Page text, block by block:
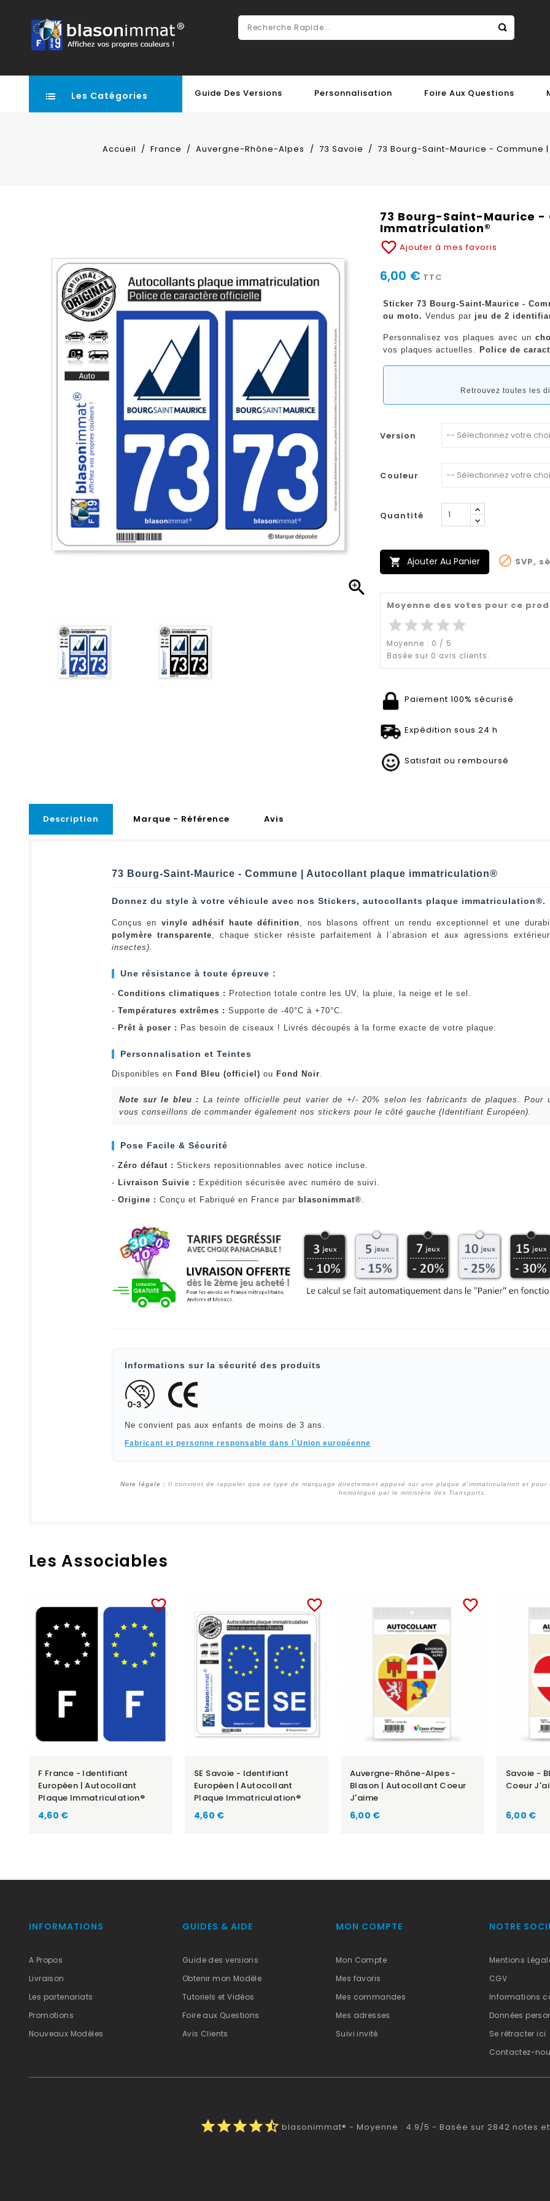
Les Catégories Guide Des Versions Personnalisation Foire Aux Questions
Accueil France Auvergne-Rhône-Alpes 73 Savoie 73 Bourg-Saint-Maurice -

73 Bourg-Saint-Maurice -
Immatriculation®
favorite_border Ajouter à mes favoris
6,00 € TTC
Sticker 73 Bourg-Saint-Maurice -
ou moto. Vendus par jeu de 2
Personnalisez vos plaques avec un
vos plaques actuelles.
Police de
Retrouvez toutes les
Version
Couleur
Quantité
 Ajouter Au Panier  SVP,
Moyenne des votes pour ce
starstarstarstarstar
Moyenne : 0 / 5
Basée sur 0 avis clients.
Paiement 100% sécurisé
Expédition sous 24 h
Satisfait ou remboursé
Description Marque - Référence Avis
73 Bourg-Saint-Maurice - Commune | Autocollant plaque immatriculation®
Donnez du style à votre véhicule avec nos Stickers, autocollants plaque immatriculation®.
Conçus en vinyle adhésif haute définition , nos blasons offrent un rendu exceptionnel et une
polymère transparente , chaque sticker résiste parfaitement à l`abrasion et aux agressions
insectes)
Une résistance à toute épreuve :
- Conditions climatiques : Protection totale contre les UV, la pluie, la neige et le sel.
- Températures extrêmes : Supporte de -40°C à +70°C.
- Prêt à poser : Pas besoin de ciseaux ! Livrés découpés à la forme exacte de votre plaque.
Personnalisation et Teintes
Disponibles en Fond Bleu (officiel) ou Fond Noir
Note sur le bleu : La teinte officielle peut varier de +/- 20% selon les fabricants de plaques. Pour
vous conseillons de commander également nos stickers pour le côté gauche (Identifiant Européen).
Pose Facile & Sécurité
- Zéro défaut : Stickers repositionnables avec notice incluse.
- Livraison Suivie : Expédition sécurisée avec numéro de suivi.
- Origine : Conçu et Fabriqué en France par blasonimmat®
Informations sur la sécurité des produits
Ne convient pas aux enfants de moins de 3 ans.
Fabricant et personne responsable dans l`Union européenne
Note légale : Il convient de rappeler que ce type de marquage directement apposé sur une plaque d`immatriculation et
homologué par le ministère des Transports.
Les Associables
favorite_border
F France - Identifiant
Européen | Autocollant
Plaque Immatriculation®
Prix
4,60 €
favorite_border
SE Savoie - Identifiant
Européen | Autocollant
Plaque Immatriculation®
Prix
4,60 €
favorite_border
Auvergne-Rhône-Alpes -
Blason | Autocollant Coeur
J'aime
Prix
6,00 €
Savoie -
Coeur
Prix
6,00 €
INFORMATIONS
A Propos
Livraison
Les partenariats
Promotions
Nouveaux Modèles
GUIDES & AIDE
Guide des versions
Obtenir mon Modèle
Tutoriels et Vidéos
Foire aux Questions
Avis Clients
MON COMPTE
Mon Compte
Mes favoris
Mes commandes
Mes adresses
Suivi invité
NOTRE
Mentions
CGV
Informations
Données
Se rétracter ici
Contactez-
starstarstarstarstar_half blasonimmat® - Moyenne : 4.9/5 - Basée sur 2842 notes et